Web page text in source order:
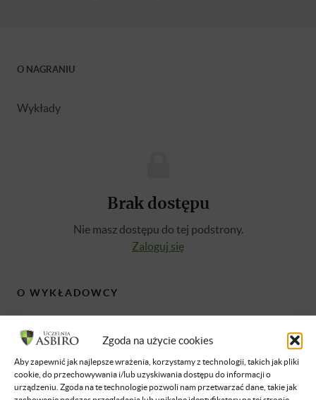
Zgoda na użycie cookies
Aby zapewnić jak najlepsze wrażenia, korzystamy z technologii, takich jak pliki
cookie, do przechowywania i/lub uzyskiwania dostępu do informacji o
urządzeniu. Zgoda na te technologie pozwoli nam przetwarzać dane, takie jak
O NAGRANIU
Wykłady
Brak dostępu
Nie masz dostępu do tej podstrony.
Zaloguj się
O WYKŁADOWCY
Katarzyna Puszko
najmłodsza księgowa w Polsce. Certyfikat
księgowy numer 51789/2011 uzyskałam w